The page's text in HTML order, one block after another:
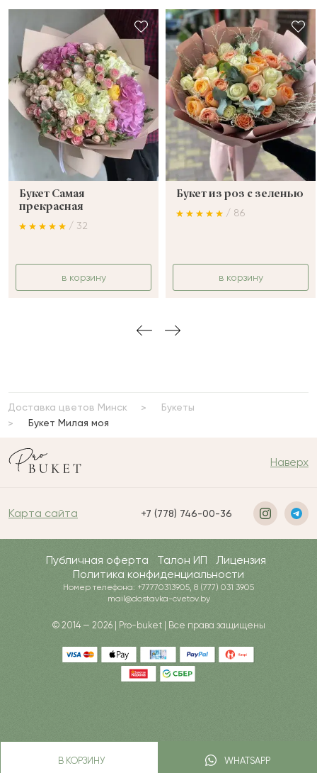
В КОРЗИНУ WHATSAPP
Букет Самая
прекрасная
/ 32
в корзину
Букет из роз с зеленью
/ 86
в корзину
Доставка цветов Минск
Букеты
Букет Милая моя
Наверх
Карта сайта +7 (778) 746-00-36
Публичная оферта Талон ИП
Лицензия
Политика конфиденциальности
Номер телефона: +77770313905, 8 (777) 031 3905
mail@dostavka-cvetov.by
© 2014 — 2026 | Pro-buket | Все права защищены